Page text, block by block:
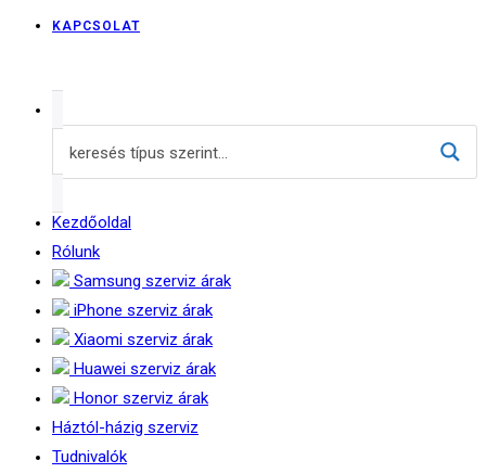
KAPCSOLAT
Kezdőoldal
Rólunk
Samsung szerviz árak
iPhone szerviz árak
Xiaomi szerviz árak
Huawei szerviz árak
Honor szerviz árak
Háztól-házig szerviz
Tudnivalók